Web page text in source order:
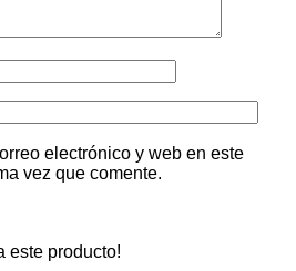
electrónico y web en este
vez que comente.
este producto!